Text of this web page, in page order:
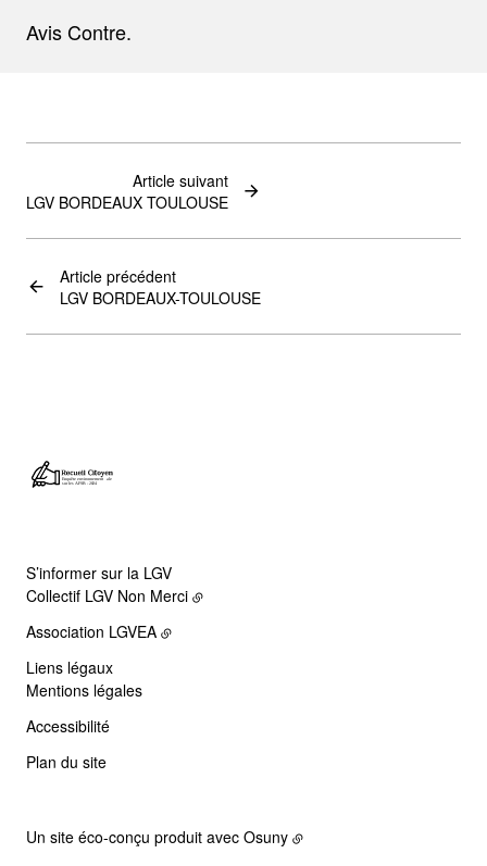
Avis Contre.
Article précédent
LGV BORDEAUX-TOULOUSE
Article suivant
LGV BORDEAUX TOULOUSE
S’informer sur la LGV
Collectif LGV Non Merci
Association LGVEA
Liens légaux
Mentions légales
Accessibilité
Plan du site
Un site éco-conçu produit avec Osuny